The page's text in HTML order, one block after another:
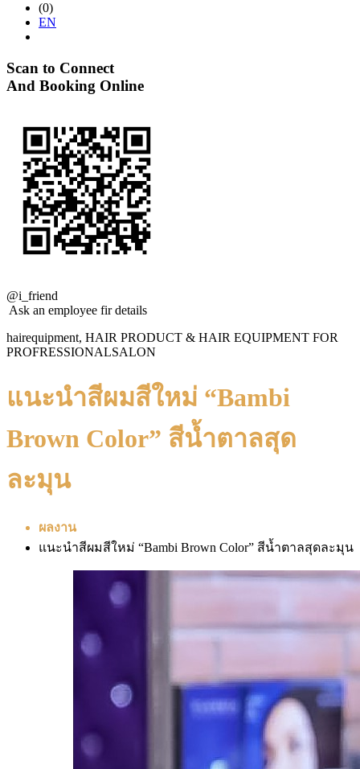
(0)
EN
Scan to Connect
And Booking Online
@i_friend
Ask an employee fir details
hairequipment, HAIR PRODUCT & HAIR EQUIPMENT FOR
PROFRESSIONALSALON
แนะนำสีผมสีใหม่ “Bambi
Brown Color” สีน้ำตาลสุด
ละมุน
ผลงาน
แนะนำสีผมสีใหม่ “Bambi Brown Color” สีน้ำตาลสุดละมุน